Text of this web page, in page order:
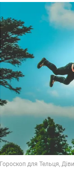
Гороскоп для Тельця,